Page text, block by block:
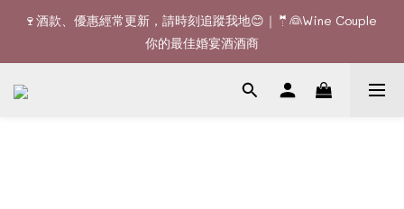
🚚Free delivery upon 6 bottles｜Terroir Collection - 3
bottles free delivery
🍷酒款、優惠經常更新，請時刻追蹤我地😊｜🤵👰Wine Couple
你的最佳婚宴酒酒商
🚚Free delivery upon 6 bottles｜Terroir Collection - 3